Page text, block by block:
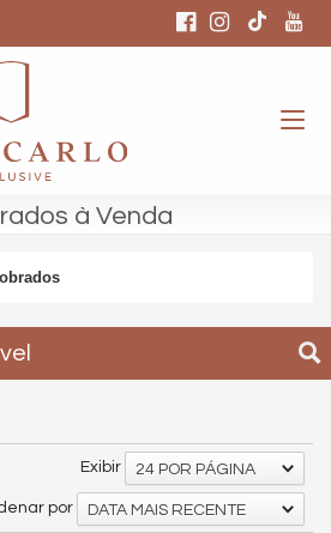
à Venda
Exibir 24 POR PÁGINA
por DATA MAIS RECENTE